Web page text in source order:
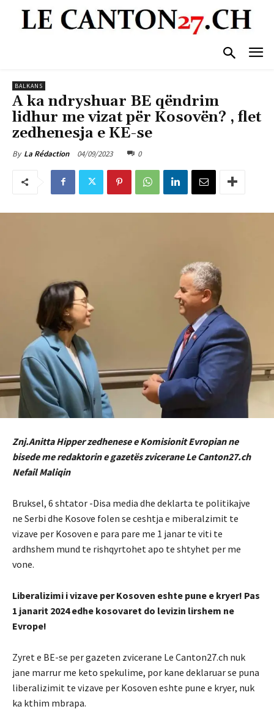
BALKANS
A ka ndryshuar BE qëndrim
lidhur me vizat për Kosovën? , flet
zedhenesja e KE-se
By La Rédaction 04/09/2023 0
Znj.Anitta Hipper zedhenese e Komisionit Evropian ne
bisede me redaktorin e gazetës zvicerane Le Canton27.ch
Nefail Maliqin
Bruksel, 6 shtator -Disa media dhe deklarta te politikajve
ne Serbi dhe Kosove folen se ceshtja e miberalzimit te
vizave per Kosoven e para pare me 1 janar te viti te
ardhshem mund te rishqyrtohet apo te shtyhet per me
vone.
Liberalizimi i vizave per Kosoven eshte pune e kryer! Pas
1 janarit 2024 edhe kosovaret do levizin lirshem ne
Evrope!
Zyret e BE-se per gazeten zvicerane Le Canton27.ch nuk
jane marrur me keto spekulime, por kane deklaruar se puna
liberalizimit te vizave per Kosoven eshte pune e kryer, nuk
ka kthim mbrapa.